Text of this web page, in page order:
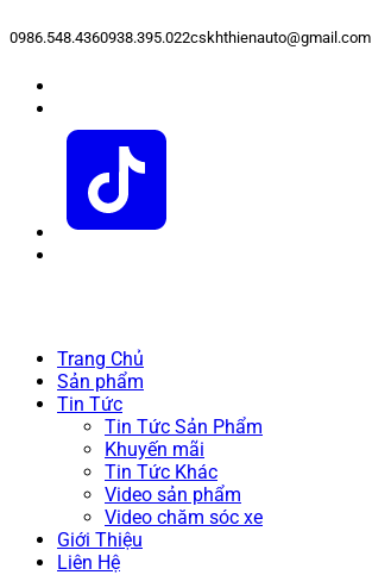
0986.548.4360938.395.022cskhthienauto@gmail.com
Trang Chủ
Sản phẩm
Tin Tức
Tin Tức Sản Phẩm
Khuyến mãi
Tin Tức Khác
Video sản phẩm
Video chăm sóc xe
Giới Thiệu
Liên Hệ